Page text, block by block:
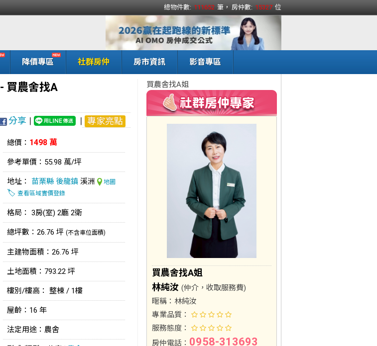
總物件數: 111652 筆， 房仲數: 15327 位
降價專區 社群房仲 房市資訊 影音專區
- 買農舍找A
分享 | | 專家亮點
總價： 1498 萬
參考單價：55.98 萬/坪
地址： 苗栗縣 後龍鎮 溪洲 地圖
🏷️ 查看區域實價登錄
格局： 3房(室) 2廳 2衛
總坪數：26.76 坪 (不含車位面積)
主建物面積：26.76 坪
土地面積：793.22 坪
樓別/樓高： 整棟 / 1樓
屋齡：16 年
法定用途：農舍
買農舍找A姐
買農舍找A姐
林純汝 (仲介，收取服務費)
暱稱： 林純汝
專業品質：
服務態度：
房仲電話： 0958-313693